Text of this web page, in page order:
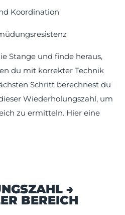
Koordination
Stange und finde heraus,
du mit korrekter Technik
Schritt berechnest du
Wiederholungszahl, um
zu ermitteln. Hier eine
→
BEREICH